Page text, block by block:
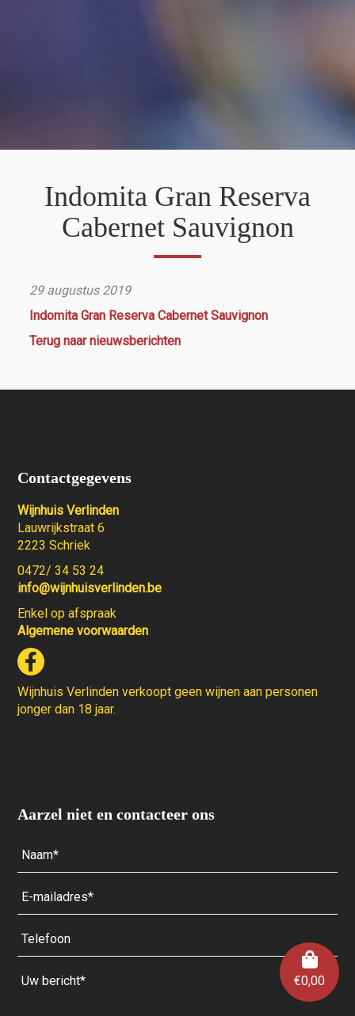
€0,00
Indomita Gran Reserva
Cabernet Sauvignon
29 augustus 2019
Indomita Gran Reserva Cabernet Sauvignon
Terug naar nieuwsberichten
Contactgegevens
Wijnhuis Verlinden
Lauwrijkstraat 6
2223 Schriek
0472/ 34 53 24
info@wijnhuisverlinden.be
Enkel op afspraak
Algemene voorwaarden
Wijnhuis Verlinden verkoopt geen wijnen aan personen
jonger dan 18 jaar.
Aarzel niet en contacteer ons